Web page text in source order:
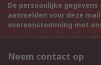
De persoonlijke
aanmelden voor deze
overeenstemming met
Neem contact op